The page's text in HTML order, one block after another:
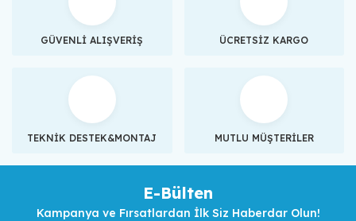
GÜVENLİ ALIŞVERİŞ ÜCRETSİZ KARGO
TEKNİK DESTEK&MONTAJ MUTLU MÜŞTERİLER
E-Bülten
Kampanya ve Fırsatlardan İlk Siz Haberdar Olun!